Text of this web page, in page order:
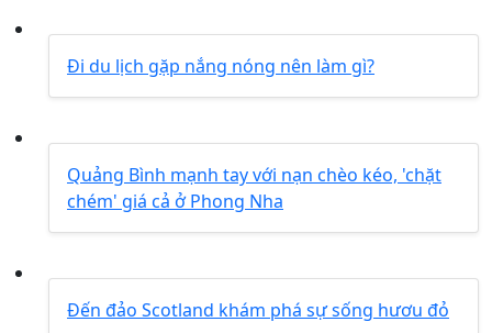
Đi du lịch gặp nắng nóng nên làm gì?
Quảng Bình mạnh tay với nạn chèo kéo, 'chặt
chém' giá cả ở Phong Nha
Đến đảo Scotland khám phá sự sống hươu đỏ